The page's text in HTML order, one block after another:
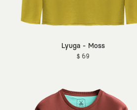
Lyuga - Moss
$ 69